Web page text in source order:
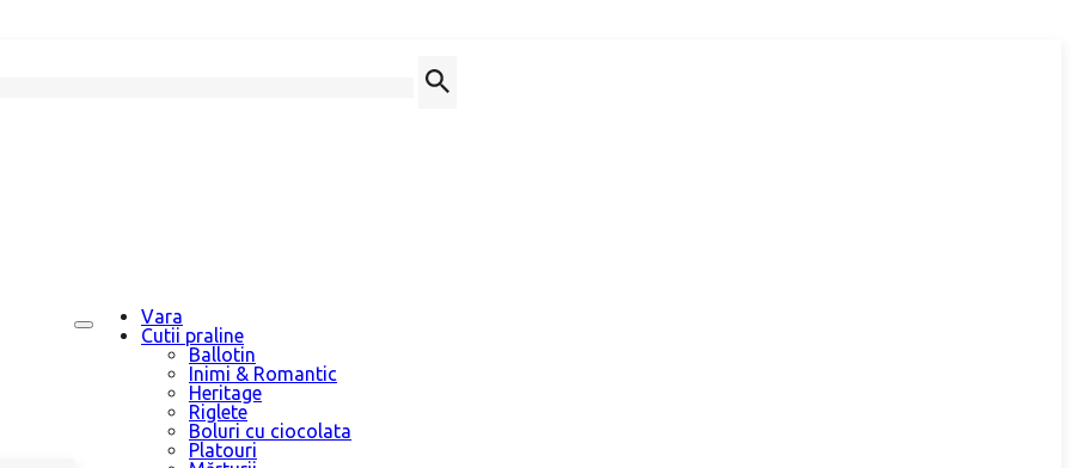
Vara
Cutii praline
Ballotin
Inimi & Romantic
Heritage
Riglete
Boluri cu ciocolata
Platouri